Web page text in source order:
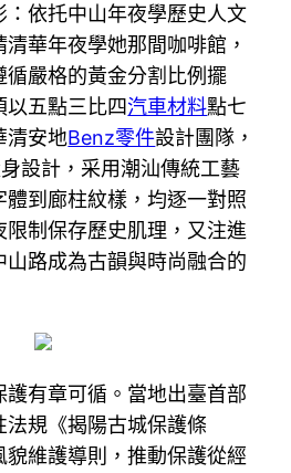
：依托中山年夜學歷史人文
華年夜學她那間咖啡館，
嚴格的黃金分割比例擺
以五點三比四汽車材料點七
清安地Benz零件設計團隊，
設計，采用潮汕傳統工藝
到廊柱紋樣，均逐一對照
制保存歷史肌理，又注進
路成為古韻與時尚融合的
有章可循。當地出臺首部
規《揭陽古城保護條
維護導則，推動保護從經